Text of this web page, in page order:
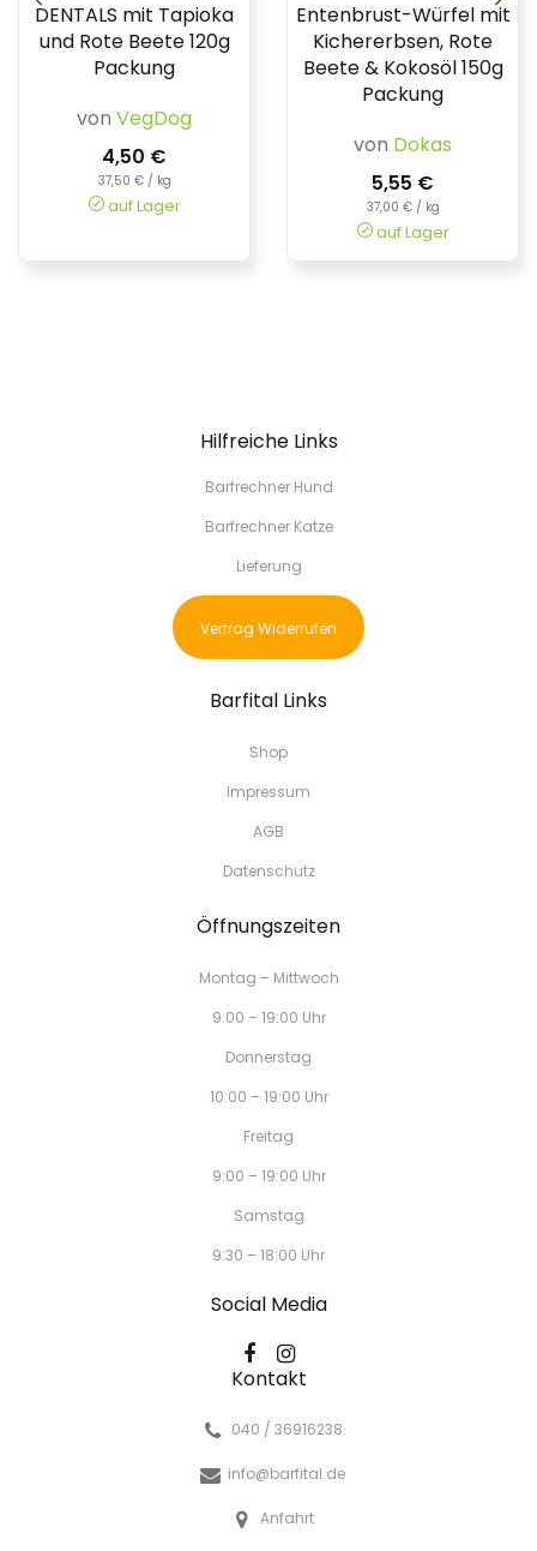
DENTALS mit Tapioka
und Rote Beete 120g
Packung
von VegDog
4,50 €
37,50 € / kg
auf Lager
Entenbrust-Würfel mit
Kichererbsen, Rote
Beete & Kokosöl 150g
Packung
von Dokas
5,55 €
37,00 € / kg
auf Lager
Hilfreiche Links
Barfrechner Hund
Barfrechner Katze
Lieferung
Vertrag Widerrufen
Barfital Links
Shop
Impressum
AGB
Datenschutz
Öffnungszeiten
Montag – Mittwoch
9:00 – 19:00 Uhr
Donnerstag
10:00 – 19:00 Uhr
Freitag
9:00 – 19:00 Uhr
Samstag
9:30 – 18:00 Uhr
Social Media
Kontakt
040 / 36916238
info@barfital.de
Anfahrt